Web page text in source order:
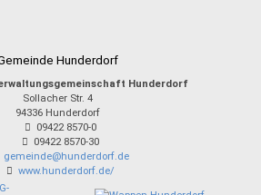
Hunderdorf
Hunderdorf
Sollacher Str. 4
94336 Hunderdorf
09422 8570-0
09422 8570-30
gemeinde@hunderdorf.de
www.hunderdorf.de/